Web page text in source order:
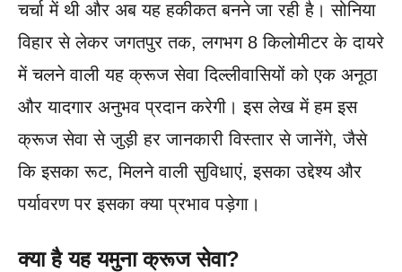
चर्चा में थी और अब यह हकीकत बनने जा रही है। सोनिया
विहार से लेकर जगतपुर तक, लगभग 8 किलोमीटर के दायरे
में चलने वाली यह क्रूज सेवा दिल्लीवासियों को एक अनूठा
और यादगार अनुभव प्रदान करेगी। इस लेख में हम इस
क्रूज सेवा से जुड़ी हर जानकारी विस्तार से जानेंगे, जैसे
कि इसका रूट, मिलने वाली सुविधाएं, इसका उद्देश्य और
पर्यावरण पर इसका क्या प्रभाव पड़ेगा।
क्या है यह यमुना क्रूज सेवा?